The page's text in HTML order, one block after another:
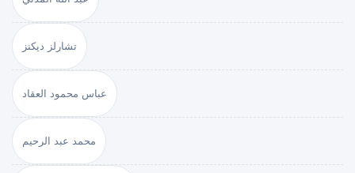
تشارلز ديكنز
عباس محمود العقاد
محمد عبد الرحيم